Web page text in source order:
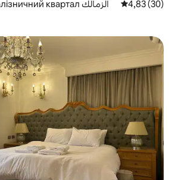
Будинок у місті Залізничний квартал الزمالك Середня
4,83 (30)